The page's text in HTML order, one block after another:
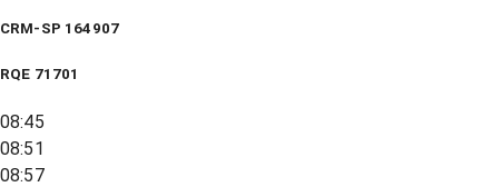
CRM-SP 164907
RQE 71701
08:45
08:51
08:57